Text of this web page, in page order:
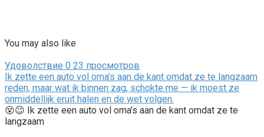
You may also like
Удоволствие 0 23 просмотров
Ik zette een auto vol oma’s aan de kant omdat ze te langzaam
reden, maar wat ik binnen zag, schokte me — ik moest ze
onmiddellijk eruit halen en de wet volgen.
😵😉 Ik zette een auto vol oma’s aan de kant omdat ze te
langzaam